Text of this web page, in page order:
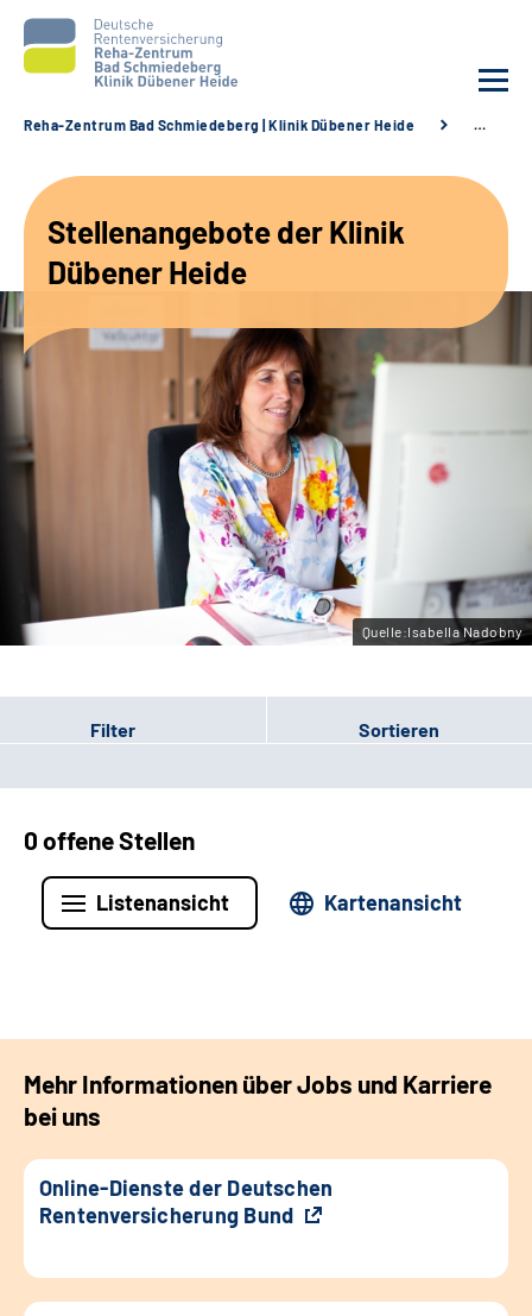
Unsere Angebote
Karriere
Sozialdienste & Zuweisende
Leichte Sprache
Gebärdensprache
Reha-Zentrum Bad Schmiedeberg | Klinik Dübener Heide …
Stellenangebote der Klinik
Dübener Heide
Quelle:Isabella Nadobny
Filter Sortieren
0 offene Stellen
Listenansicht Kartenansicht
Mehr Informationen über Jobs und Karriere
bei uns
Online-Dienste der Deutschen
Rentenversicherung Bund